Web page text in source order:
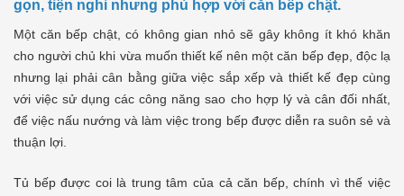
gọn, tiện nghi nhưng phù hợp với căn bếp chật.
Một căn bếp chật, có không gian nhỏ sẽ gây không ít khó khăn
cho người chủ khi vừa muốn thiết kế nên một căn bếp đẹp, độc lạ
nhưng lại phải cân bằng giữa việc sắp xếp và thiết kế đẹp cùng
với việc sử dụng các công năng sao cho hợp lý và cân đối nhất,
để việc nấu nướng và làm việc trong bếp được diễn ra suôn sẻ và
thuận lợi.
Tủ bếp được coi là trung tâm của cả căn bếp, chính vì thế việc